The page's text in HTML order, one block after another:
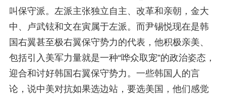
叫保守派。左派主张独立自主、改革和亲朝，金大
中、卢武铉和文在寅属于左派。而尹锡悦现在是韩
国右翼甚至极右翼保守势力的代表，他积极亲美、
包括引入美军力量就是一种“哗众取宠”的政治姿态，
迎合和讨好韩国右翼保守势力。一些韩国人的言
论，说中美对抗如果选边站，要选美国，他们感觉